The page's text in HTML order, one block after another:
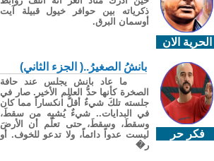
الحرية الان
ذكرياته بين حوافر خيول قبيلة آيت
أوسمان البرق.
فكر حر
بانشُ الصغيرُ..( الجزء الثاني)
ما عاد بانش يجلس عند حافة
الصخرة كأنها حدُّ العالم الأخير. صار في
جلسته تلكَ شيءٌ أقلُّ انكساراً مما كان
في البدايات.. شيءٌ يُشبِه من سقطَ،
وسقطَ، وسقطَ، حتى تعلّم أن الأرضَ
ليست عدواً دائماً، ولا تدعو للخوف. أو
ر�